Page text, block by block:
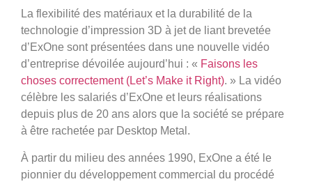
La flexibilité des matériaux et la durabilité de la
technologie d’impression 3D à jet de liant brevetée
d’ExOne sont présentées dans une nouvelle vidéo
d’entreprise dévoilée aujourd’hui : « Faisons les
choses correctement (Let’s Make it Right). » La vidéo
célèbre les salariés d’ExOne et leurs réalisations
depuis plus de 20 ans alors que la société se prépare
à être rachetée par Desktop Metal.
À partir du milieu des années 1990, ExOne a été le
pionnier du développement commercial du procédé